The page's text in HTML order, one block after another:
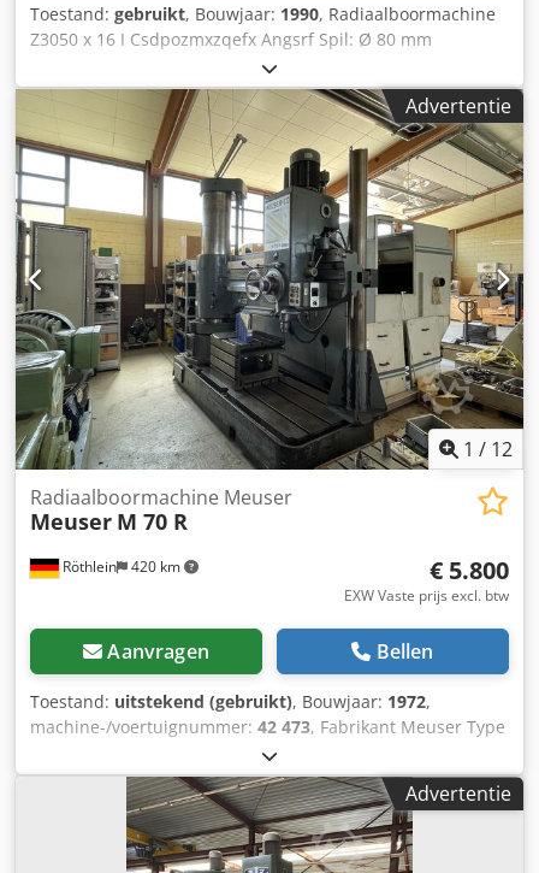
Toestand: gebruikt, Bouwjaar: 1990, Radiaalboormachine
Z3050 x 16 I Csdpozmxzqefx Angsrf Spil: Ø 80 mm
Spiluitloop: 300 mm Spilsnelheid: van 25 tot 2000 tpm
Armslag: 1600 mm Bouwjaar: 1990 Kolomdiameter: Ø 320
mm Maximale afstand spindelneus/tafel: 1800 mm
Minimale afstand spindelneus/tafel: 1200 mm Nuttige
tafelafmetingen: 1700 x 1000 mm Morseconus: CM5
Hydraulische klemming wagen + arm + kolom
Automatische voeding niet-functioneel Smeerpomp
Spanning: 380 V Afmetingen (L x B x H): 2400 x 1200 x 3200
mm Gewicht: ca. 4 ton
Advertentie
1 / 12
Röthlein 420 km
Radiaalboormachine Meuser
Meuser M 70 R
€ 5.800
EXW Vaste prijs excl. btw
Aanvragen Bellen
Toestand: uitstekend (gebruikt), Bouwjaar: 1972,
machine-/voertuignummer: 42 473, Fabrikant Meuser Type
M 70 R Bouwjaar 1970 Conditie zeer goed werkend
Technische gegevens Cjdpfx Aelp Iqmjngorf keel 1800 mm
Boorspindelbevestiging MK6 boorcapaciteit max. 120
Tafelafmetingen 2000x1100 mm Kubus tafel
700x700x500mm Gewicht 8000 kg Met steunkolom
Advertentie